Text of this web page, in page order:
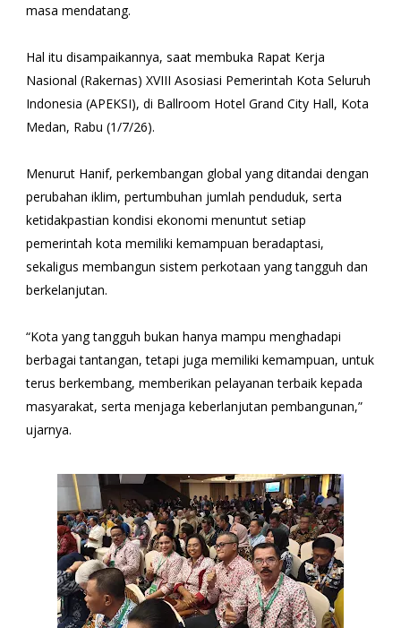
masa mendatang.
Hal itu disampaikannya, saat membuka Rapat Kerja
Nasional (Rakernas) XVIII Asosiasi Pemerintah Kota Seluruh
Indonesia (APEKSI), di Ballroom Hotel Grand City Hall, Kota
Medan, Rabu (1/7/26).
Menurut Hanif, perkembangan global yang ditandai dengan
perubahan iklim, pertumbuhan jumlah penduduk, serta
ketidakpastian kondisi ekonomi menuntut setiap
pemerintah kota memiliki kemampuan beradaptasi,
sekaligus membangun sistem perkotaan yang tangguh dan
berkelanjutan.
“Kota yang tangguh bukan hanya mampu menghadapi
berbagai tantangan, tetapi juga memiliki kemampuan, untuk
terus berkembang, memberikan pelayanan terbaik kepada
masyarakat, serta menjaga keberlanjutan pembangunan,”
ujarnya.